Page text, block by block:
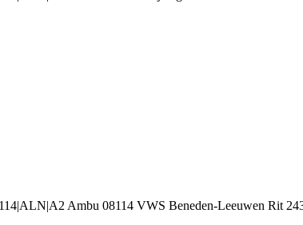
Ambu 08114 VWS Beneden-Leeuwen Rit